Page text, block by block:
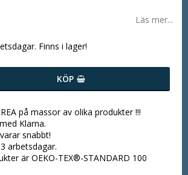
Läs mer...
Finns i lager!
KÖP
på massor av olika produkter !!!
Klarna.
snabbt!
arbetsdagar.
är OEKO-TEX®-STANDARD 100